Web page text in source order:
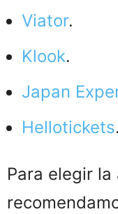
Viator.
Klook.
Japan
Hellotickets.
Para elegir la